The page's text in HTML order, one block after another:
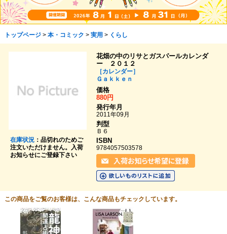
トップページ> 本・コミック > 実用 > くらし
在庫状況：品切れのためご
注文いただけません。入荷
お知らせにご登録下さい
花畑の中のリサとガスパールカレンダ
ー ２０１２
［カレンダー］
Ｇａｋｋｅｎ
価格
880円
発行年月
2011年09月
判型
Ｂ６
ISBN
9784057503578
この商品をご覧のお客様は、こんな商品もチェックしています。